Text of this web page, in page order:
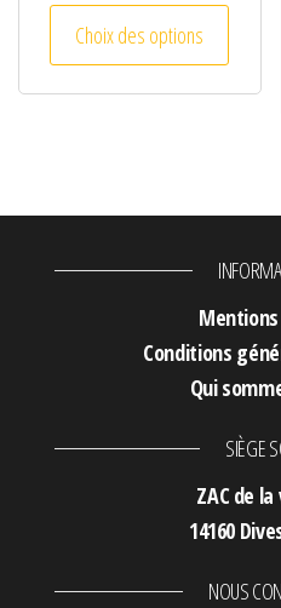
Choix des options
Ce
Conditions
Qui
SIÈGE
ZAC de
14160
NOUS